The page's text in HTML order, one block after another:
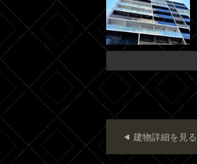
建物詳細を見る